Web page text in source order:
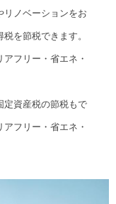
リノベーションをお
を節税できます。
フリー・省エネ・
定資産税の節税もで
フリー・省エネ・